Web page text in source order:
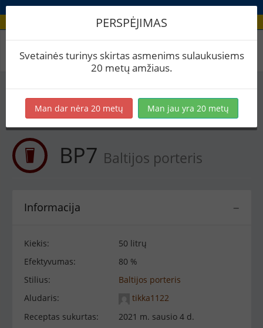
Receptas / BP7
Virimai (1)
BeerXML
BP7 Baltijos porteris
−
Informacija
Kiekis:
50 litrų
Efektyvumas:
80 %
Stilius:
Baltijos porteris
Aludaris:
tikka1122
Receptas sukurtas:
2021 m. sausio 4 d.
PERSPĖJIMAS
Svetainės turinys skirtas asmenims sulaukusiems
20 metų amžiaus.
Man dar nėra 20 metų Man jau yra 20 metų